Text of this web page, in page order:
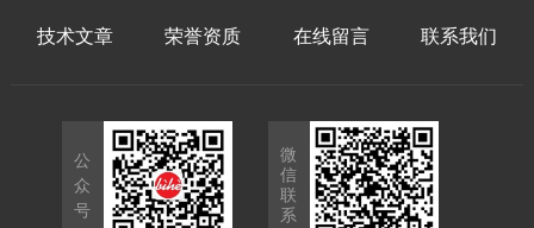
技术文章 荣誉资质 在线留言 联系我们
公
众
号
微
信
联
系